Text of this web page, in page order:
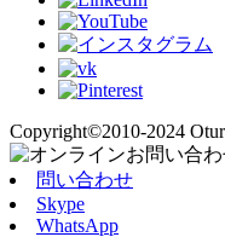
Copyright©2010-2024
問い合わせ
Skype
WhatsApp